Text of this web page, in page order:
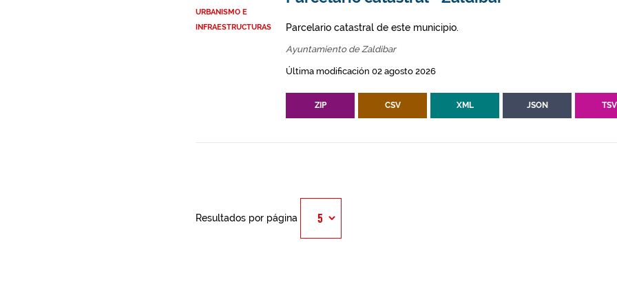
URBANISMO E
INFRAESTRUCTURAS
Parcelario catastral de este municipio.
Ayuntamiento de Zaldibar
Última modificación 02 agosto 2026
ZIP CSV XML JSON TSV
Resultados por página